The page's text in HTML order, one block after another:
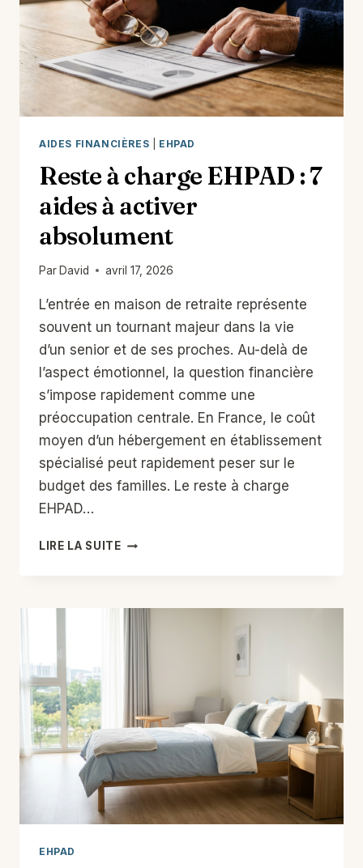
?
AIDES FINANCIÈRES EHPAD
Reste à charge EHPAD : 7
aides à activer
absolument
Par David avril 17, 2026
L’entrée en maison de retraite représente
souvent un tournant majeur dans la vie
d’un senior et de ses proches. Au-delà de
l’aspect émotionnel, la question financière
s’impose rapidement comme une
préoccupation centrale. En France, le coût
moyen d’un hébergement en établissement
spécialisé peut rapidement peser sur le
budget des familles. Le reste à charge
EHPAD…
LIRE LA SUITERESTE
ABSOLUMENT
EHPAD